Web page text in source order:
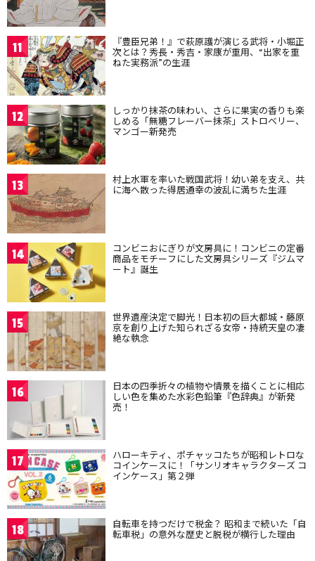
11 『豊臣兄弟！』で萩原護が演じる武将・小堀正
次とは？秀長・秀吉・家康が重用、“出家を重
ねた実務派”の生涯
12 しっかり抹茶の味わい、さらに果実の香りも楽
しめる「無糖フレーバー抹茶」ストロベリー、
マンゴー新発売
13 村上水軍を率いた戦国武将！幼い弟を支え、共
に海へ散った得居通幸の波乱に満ちた生涯
14 コンビニおにぎりが文房具に！コンビニの定番
商品をモチーフにした文房具シリーズ『ジムマ
ート』誕生
15 世界遺産決定で脚光！日本初の巨大都城・藤原
京を創り上げた知られざる女帝・持統天皇の凄
絶な執念
16 日本の四季折々の植物や情景を描くことに相応
しい色を集めた水彩色鉛筆『色辞典』が新発
売！
17 ハローキティ、ポチャッコたちが昭和レトロな
コインケースに！「サンリオキャラクターズ コ
インケース」第２弾
18 自転車を持つだけで税金？ 昭和まで続いた「自
転車税」の意外な歴史と脱税が横行した理由